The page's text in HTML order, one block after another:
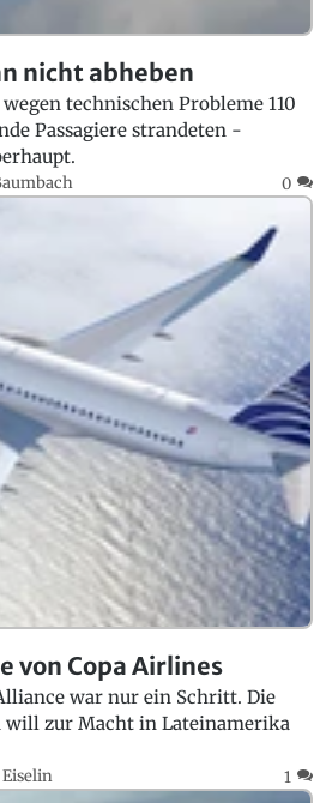
nicht abheben
technischen Probleme 110
Passagiere strandeten -
0
von Copa Airlines
war nur ein Schritt. Die
will zur Macht in Lateinamerika
1